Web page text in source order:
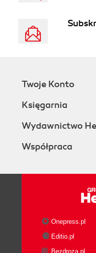
Twoje Konto
Księgarnia
Wydawnictwo
Współpraca
Onepress.pl
Editio.pl
Bezdroza.pl